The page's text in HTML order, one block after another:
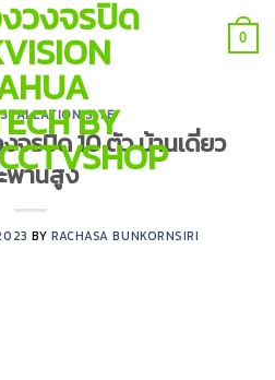
0
SITE
รปิด 10 ตัว บ้านเดี่ยว
พานสูง
BY RACHASA BUNKORNSIRI